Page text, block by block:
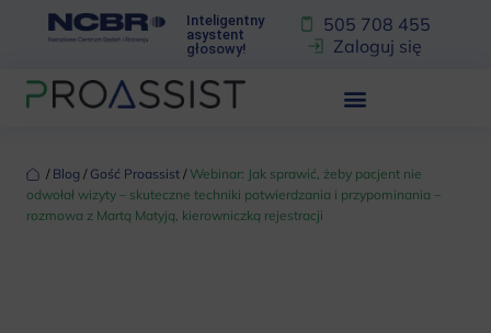
Inteligentny
asystent
głosowy!
505 708 455
Zaloguj się
‏‏‎ ‎/‏‏‎ ‎ Blog ‏‏‎ ‎/‏‏‎ ‎ Gość Proassist ‏‏‎ ‎/‏‏‎ ‎ Webinar: Jak sprawić, żeby pacjent nie
odwołał wizyty – skuteczne techniki potwierdzania i przypominania –
rozmowa z Martą Matyją, kierowniczką rejestracji